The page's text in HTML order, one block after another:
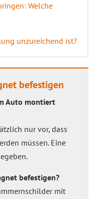
Welche
unzureichend ist?
befestigen
Auto montiert
nur vor, dass
müssen. Eine
befestigen?
mit